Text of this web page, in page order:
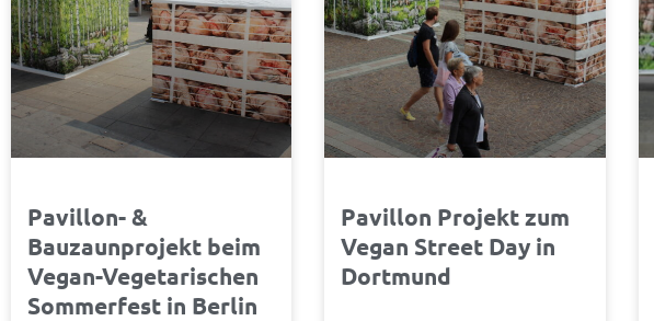
Pavillon- &
Bauzaunprojekt beim
Vegan-Vegetarischen
Sommerfest in Berlin
Pavillon Projekt zum
Vegan Street Day in
Dortmund